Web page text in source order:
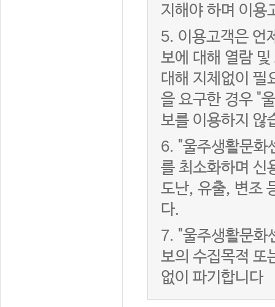
지해야 하며 이용
5. 이용고객은 언
보에 대해 열람
대해 지체없이 필
을 요구한 경우 "
보를 이용하지 않
6. "울주생활문화
를 최소화하며 신
도난, 유출, 변조
다.
7. "울주생활문화
보의 수집목적 또
없이 파기합니다